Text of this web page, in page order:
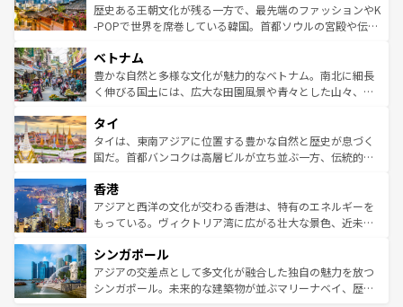
はコンテンツ一覧を参照してほしい。
ビング、ハイキングなど、アウトドア好きにはたまらな
い。オーストラリアの多彩な魅力を存分に味わいつくそ
参照してほしい。
と山間の静けさが共存しており、訪れる人に新しい発見と
驚きをもたらしてくれる。また、奥深い台湾の食文化も魅
容にもいいと評判のスイーツなど、バラエティ豊かな料理
が味わえる。 なお、新着の台湾情報は コンテンツ一覧を参
照してほしい。
歴史ある王朝文化が残る一方で、最先端のファッションやK
-POPで世界を席巻している韓国。首都ソウルの宮殿や伝統
き、地方に足を延ばせば四季折々の自然美を楽しむことが
できる。そして、キムチや焼肉、絶品のストリートフード
まで、さまざまな韓国料理が待っている。夜には、韓国な
リティに包まれながら、韓国の多彩な魅力を心ゆくまで味
わってみてほしい。 なお、新着の韓国情報はコンテンツ一
覧を参照してほしい。
ベトナム
豊かな自然と多様な文化が魅力的なベトナム。南北に細長
く伸びる国土には、広大な田園風景や青々とした山々、世
急速な発展と共に伝統が息づく。ハノイの古い町並みやホ
ーチミン市のフランス統治時代の建物も、独特の雰囲気を
醸し出している。また、バラエティの豊かさとおいしさで
とつ。フォーやバインミー、ベトナムコーヒーなどは、ぜ
ひ現地で味わいたい。どの地域を訪れてもあたたかい人々
が旅行者を迎えてくれるので、きっと忘れられない旅にな
参照してほしい。
タイ
タイは、東南アジアに位置する豊かな自然と歴史が息づく
国だ。首都バンコクは高層ビルが立ち並ぶ一方、伝統的な
の活気が交差している。北部ではチェンマイなどの山岳地
帯で自然と触れ合い、南部ではプーケットやクラビの美し
いビーチでリゾート気分を楽しむことができる。タイ料理
激する。気候は一年中温暖で、どの季節にも異なる楽しみ
が待っている。親しみやすいタイの人々、仏教を中心とし
た文化、そして多様な観光資源が、訪れる旅人を魅了し続
香港
アジアと西洋の文化が交わる香港は、特有のエネルギーを
もっている。ヴィクトリア湾に広がる壮大な景色、近未来
み、どこを訪れても感動するはず。観光スポットが密集し
ており、効率よく見どころを回れるのも魅力。息をのむよ
うな絶景から文化的な体験まで、香港を存分に楽しみ尽く
シンガポール
アジアの交差点として多文化が融合した独自の魅力を放つ
シンガポール。未来的な建築物が並ぶマリーナベイ、歴史